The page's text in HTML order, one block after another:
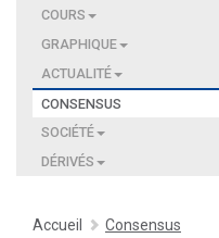
COURS
GRAPHIQUE
ACTUALITÉ
CONSENSUS
SOCIÉTÉ
DÉRIVÉS
Accueil Consensus